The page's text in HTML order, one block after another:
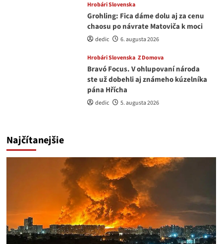
Hrobári Slovenska
Grohling: Fica dáme dolu aj za cenu
chaosu po návrate Matoviča k moci
dedic 6. augusta 2026
Hrobári Slovenska Z Domova
Bravó Focus. V ohlupovaní národa
ste už dobehli aj známeho kúzelníka
pána Hřícha
dedic 5. augusta 2026
Najčítanejšie